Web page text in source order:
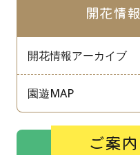
開花情報
開花情報アーカイブ
園遊MAP
ご案内